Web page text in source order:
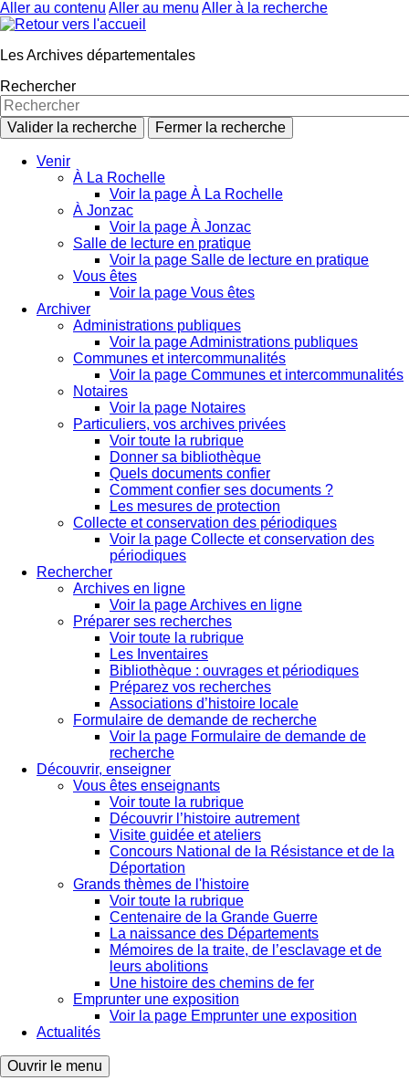
Aller au contenu Aller au menu Aller à la recherche
Les Archives départementales
Rechercher
Valider la recherche Fermer la recherche
Venir
À La Rochelle
Voir la page À La Rochelle
À Jonzac
Voir la page À Jonzac
Salle de lecture en pratique
Voir la page Salle de lecture en pratique
Vous êtes
Voir la page Vous êtes
Archiver
Administrations publiques
Voir la page Administrations publiques
Communes et intercommunalités
Voir la page Communes et intercommunalités
Notaires
Voir la page Notaires
Particuliers, vos archives privées
Voir toute la rubrique
Donner sa bibliothèque
Quels documents confier
Comment confier ses documents ?
Les mesures de protection
Collecte et conservation des périodiques
Voir la page Collecte et conservation des
périodiques
Rechercher
Archives en ligne
Voir la page Archives en ligne
Préparer ses recherches
Voir toute la rubrique
Les Inventaires
Bibliothèque : ouvrages et périodiques
Préparez vos recherches
Associations d’histoire locale
Formulaire de demande de recherche
Voir la page Formulaire de demande de
recherche
Découvrir, enseigner
Vous êtes enseignants
Voir toute la rubrique
Découvrir l’histoire autrement
Visite guidée et ateliers
Concours National de la Résistance et de la
Déportation
Grands thèmes de l'histoire
Voir toute la rubrique
Centenaire de la Grande Guerre
La naissance des Départements
Mémoires de la traite, de l’esclavage et de
leurs abolitions
Une histoire des chemins de fer
Emprunter une exposition
Voir la page Emprunter une exposition
Actualités
Ouvrir le menu